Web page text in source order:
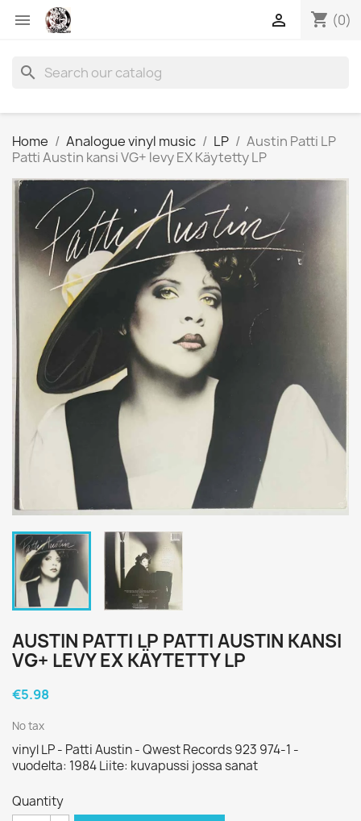
 shopping_cart (0)

search
Home Analogue vinyl music LP
Austin Patti LP
Patti Austin kansi VG+ levy EX Käytetty LP
AUSTIN PATTI LP PATTI AUSTIN KANSI
VG+ LEVY EX KÄYTETTY LP
€5.98
No tax
vinyl LP - Patti Austin - Qwest Records 923 974-1 -
vuodelta: 1984 Liite: kuvapussi jossa sanat
Quantity